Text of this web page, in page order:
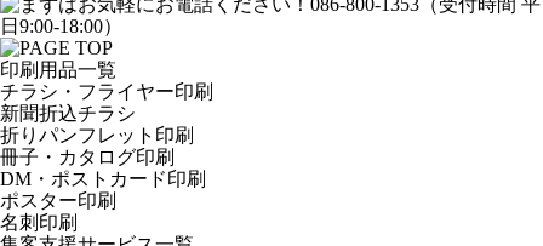
印刷用品一覧
チラシ・フライヤー印刷
新聞折込チラシ
折りパンフレット印刷
冊子・カタログ印刷
DM・ポストカード印刷
ポスター印刷
名刺印刷